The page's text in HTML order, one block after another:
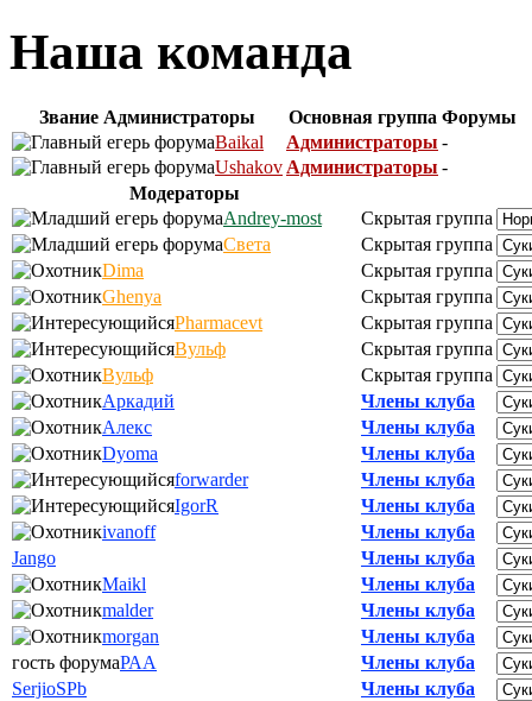
Наша команда
Звание Администраторы Основная группа Форумы
Baikal
Администраторы -
Ushakov Администраторы -
Модераторы
Andrey-most
Скрытая группа
Света
Скрытая группа
Dima
Скрытая группа
Ghenya
Скрытая группа
Pharmacevt
Скрытая группа
Вульф
Скрытая группа
Вульф
Скрытая группа
Аркадий
Члены клуба
Алекс
Члены клуба
Dyoma
Члены клуба
forwarder
Члены клуба
IgorR
Члены клуба
ivanoff
Члены клуба
Jango
Члены клуба
Maikl
Члены клуба
malder
Члены клуба
morgan
Члены клуба
гость форумаРАА
Члены клуба
SerjioSPb
Члены клуба